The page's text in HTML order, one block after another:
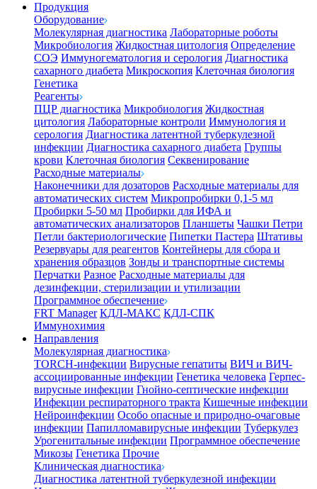
Продукция
Оборудование
Молекулярная диагностика Лабораторные роботы
Микробиология Жидкостная цитология Определение
СОЭ Иммуногематология и серология Диагностика
сахарного диабета Микроскопия Клеточная биология
Генетика
Реагенты
ПЦР диагностика Микробиология Жидкостная
цитология Лабораторные контроли Иммунология и
серология Диагностика латентной туберкулезной
инфекции Диагностика сахарного диабета Группы
крови Клеточная биология Секвенирование
Расходные материалы
Наконечники для дозаторов Расходные материалы для
автоматических систем Микропробирки 0,1-5 мл
Пробирки 5-50 мл Пробирки для ИФА и
автоматических анализаторов Планшеты Чашки Петри
Петли бактериологические Пипетки Пастера Штативы
Резервуары для реагентов Контейнеры для сбора и
хранения образцов Зонды и транспортные системы
Перчатки Разное Расходные материалы для
дезинфекции, стерилизации и утилизации
Программное обеспечение
FRT Manager КДЛ-МАКС КДЛ-СПК
Иммунохимия
Направления
Молекулярная диагностика
TORCH-инфекции Вирусные гепатиты ВИЧ и ВИЧ-
ассоциированные инфекции Генетика человека Герпес-
вирусные инфекции Гнойно-септические инфекции
Инфекции респираторного тракта Кишечные инфекции
Нейроинфекции Особо опасные и природно-очаговые
инфекции Папилломавирусные инфекции Туберкулез
Урогенитальные инфекции Программное обеспечение
Микозы Генетика Прочие
Клиническая диагностика
Диагностика латентной туберкулезной инфекции